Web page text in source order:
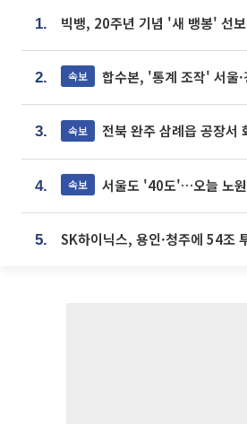
1.
2. 속보 합수본, '통계 조작' 서울·경기·충북
3. 속보 전북 완주 삼례읍 공장서
4. 속보 서울도 '40도'…오늘 노
5.